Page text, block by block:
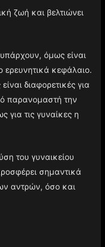
ζωή και βελτιώνει
όμως είναι
ερευνητικά κεφάλαιο.
διαφορετικές για
παρανομαστή την
για τις γυναίκες η
του γυναικείου
σημαντικά
αντρών, όσο και